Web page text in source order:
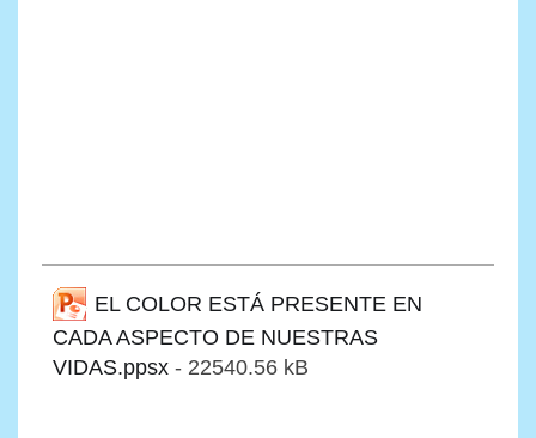
EL COLOR ESTÁ PRESENTE EN
CADA ASPECTO DE NUESTRAS
VIDAS.ppsx - 22540.56 kB